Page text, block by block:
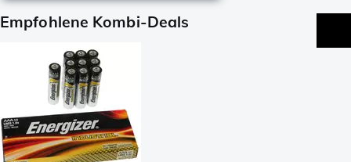
Empfohlene Kombi-Deals